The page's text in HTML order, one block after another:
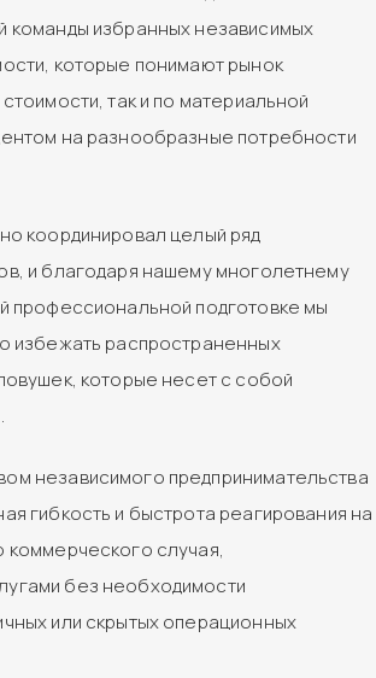
команды избранных независимых
которые понимают рынок
так и по материальной
на разнообразные потребности
координировал целый ряд
и благодаря нашему многолетнему
профессиональной подготовке мы
избежать распространенных
которые несет с собой
независимого предпринимательства
гибкость и быстрота реагирования на
коммерческого случая,
без необходимости
или скрытых операционных